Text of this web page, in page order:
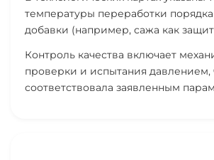
температуры переработки порядка
добавки (например, сажа как
Контроль качества включает
проверки и испытания давлением,
соответствовала заявленным